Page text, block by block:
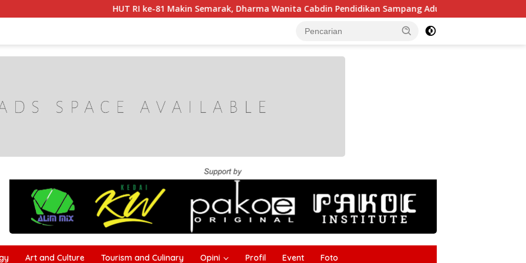
HUT RI ke-81 Makin Semarak, Dharma Wanita Cabdin Pendidikan Sampang Adu Kekompakan Lewat Lomba
Art and Culture Tourism and Culinary Opini Profil Event Foto